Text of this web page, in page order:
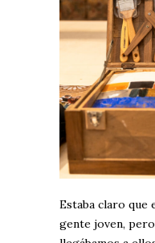
Estaba claro que
gente joven,